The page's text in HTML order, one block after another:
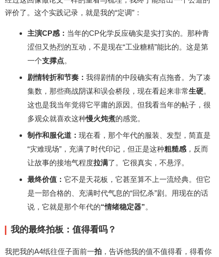
评价了。这个实践记录，就是我的“定调”：
主演CP感： 当年的CP化学反应确实是实打实的。那种青
涩但又热烈的互动，不是现在“工业糖精”能比的。这是第
一个支撑点。
剧情转折和节奏： 我得剧情的中段确实有点拖沓。为了凑
集数，那些商战阴谋和误会桥段，现在看起来非常生硬。
这也是我当年觉得它平庸的原因。但我看当年的帖子，很
多观众就喜欢这种慢火炖煮的感觉。
制作和服化道： 现在看，那个年代的服装、发型，简直是
“灾难现场”，充满了时代印记，但正是这种粗糙感 ，反而
让故事的接地气程度拉满了。它很真实，不悬浮。
最终价值： 它不是天花板，它甚至算不上一流经典。但它
是一部合格的、充满时代气息的“回忆杀”剧。用现在的话
说，它就是那个年代的“情绪稳定器”。
我的最终拍板：值得看吗？
我把我的A4纸往侄子面前一拍 ，告诉他我的值不值得看，得看你